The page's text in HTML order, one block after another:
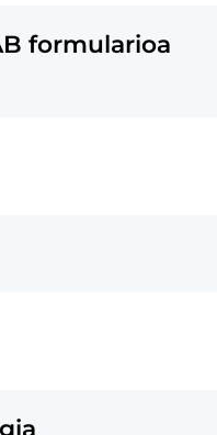
formularioa